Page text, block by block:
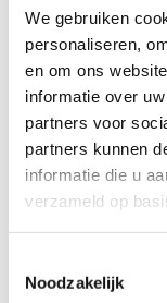
We gebruiken
personaliseren,
en om ons
informatie over
partners voor
partners kunnen
informatie die u
verzameld op
Noodzakelijk
Samen met
we ernaar om
uniform
vergunnings-
zijn ervan
stuk
natuurlijk voor
ook voor de
kosten deze
geld.